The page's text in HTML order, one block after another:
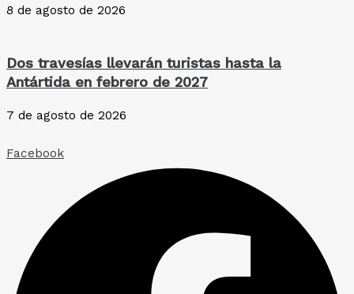
8 de agosto de 2026
Dos travesías llevarán turistas hasta la
Antártida en febrero de 2027
7 de agosto de 2026
Facebook